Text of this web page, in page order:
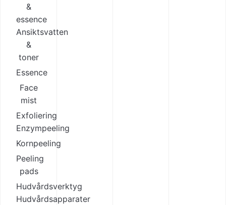
&
essence
Ansiktsvatten
&
toner
Essence
Face
mist
Exfoliering
Enzympeeling
Kornpeeling
Peeling
pads
Hudvårdsverktyg
Hudvårdsapparater